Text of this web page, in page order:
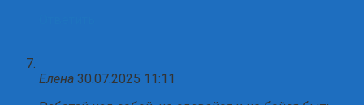
Елена 30.07.2025 11:11